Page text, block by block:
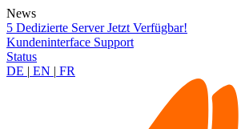
News
5 Dedizierte Server Jetzt Verfügbar!
Kundeninterface Support
Status
DE | EN | FR